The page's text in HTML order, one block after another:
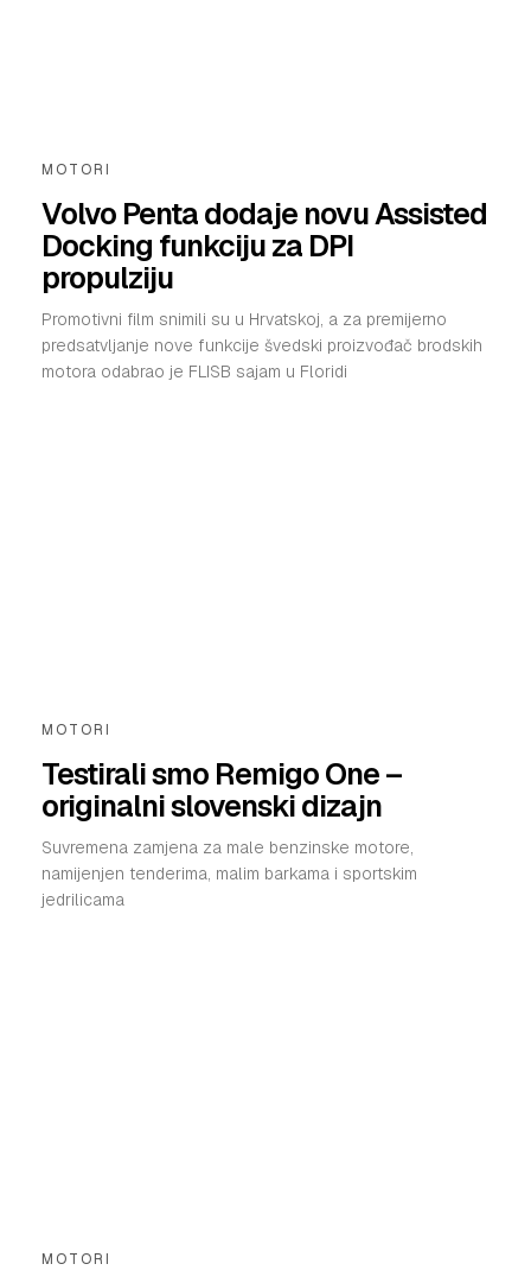
MOTORI
Volvo Penta dodaje novu Assisted
Docking funkciju za DPI
propulziju
Promotivni film snimili su u Hrvatskoj, a za premijerno
predsatvljanje nove funkcije švedski proizvođač brodskih
motora odabrao je FLISB sajam u Floridi
MOTORI
Testirali smo Remigo One –
originalni slovenski dizajn
Suvremena zamjena za male benzinske motore,
namijenjen tenderima, malim barkama i sportskim
jedrilicama
MOTORI